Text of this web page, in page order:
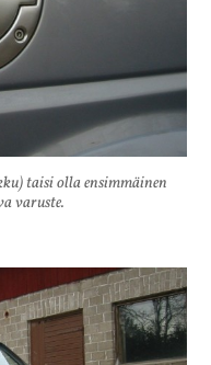
taisi olla ensimmäinen
varuste.